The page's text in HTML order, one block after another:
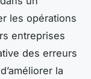
les opérations
entreprises
des erreurs
la